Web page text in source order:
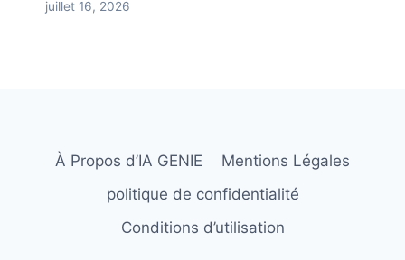
juillet 16, 2026
À Propos d’IA GENIE
Mentions Légales
politique de confidentialité
Conditions d’utilisation